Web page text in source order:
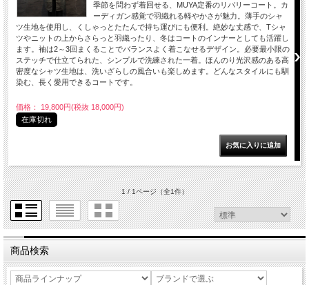
季節を問わず着回せる、MUYA定番のリバリーコート。カ
ーディガン感覚で羽織れる軽やかさが魅力。薄手のシャ
ツ生地を使用し、くしゃっとたたんで持ち運びにも便利。絶妙な丈感で、Tシャ
ツやニットの上からさらっと羽織ったり、冬はコートのインナーとしても活躍し
ます。袖は2～3回まくることでバランスよく着こなせるデザイン。必要最小限の
ステッチで仕立てられた、シンプルで洗練された一着。ほんのり光沢感のある高
密度なシャツ生地は、洗いざらしの風合いも楽しめます。どんなスタイルにも馴
染む、長く愛用できるコートです。
価格： 19,800円(税抜 18,000円)
在庫切れ
1 / 1ページ（全1件）
商品検索